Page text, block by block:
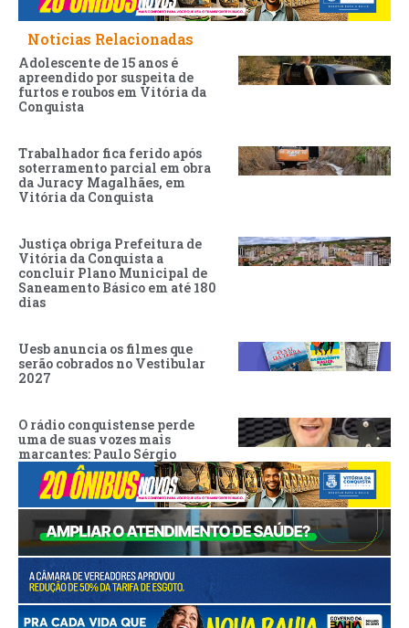
Noticias Relacionadas
Adolescente de 15 anos é
apreendido por suspeita de
furtos e roubos em Vitória da
Conquista
Trabalhador fica ferido após
soterramento parcial em obra
da Juracy Magalhães, em
Vitória da Conquista
Justiça obriga Prefeitura de
Vitória da Conquista a
concluir Plano Municipal de
Saneamento Básico em até 180
dias
Uesb anuncia os filmes que
serão cobrados no Vestibular
2027
O rádio conquistense perde
uma de suas vozes mais
marcantes: Paulo Sérgio